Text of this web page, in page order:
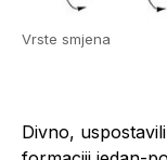
Vrste smjena
Divno,